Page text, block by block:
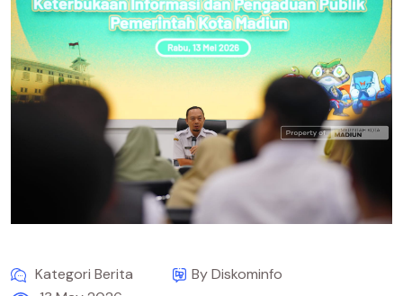
Kategori Berita
By Diskominfo